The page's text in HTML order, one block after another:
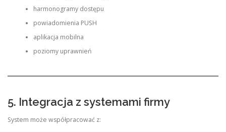
harmonogramy dostępu
powiadomienia PUSH
aplikacja mobilna
poziomy uprawnień
5. Integracja z systemami firmy
System może współpracować z: